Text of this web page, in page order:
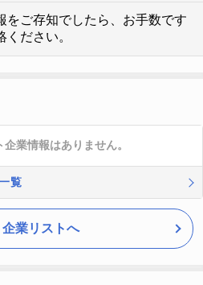
をご存知でしたら、お手数です
ください。
業情報はありません。
覧
業リストへ